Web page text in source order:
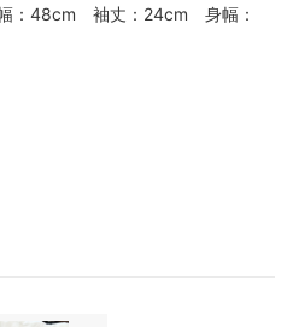
：48cm 袖丈：24cm 身幅：